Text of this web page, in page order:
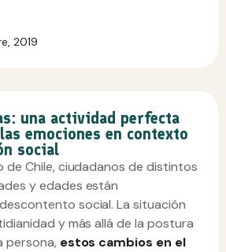
2019
una actividad perfecta
emociones en contexto
social
de Chile, ciudadanos de distintos
y edades están
social. La situación
y más allá de la postura
persona, estos cambios en el